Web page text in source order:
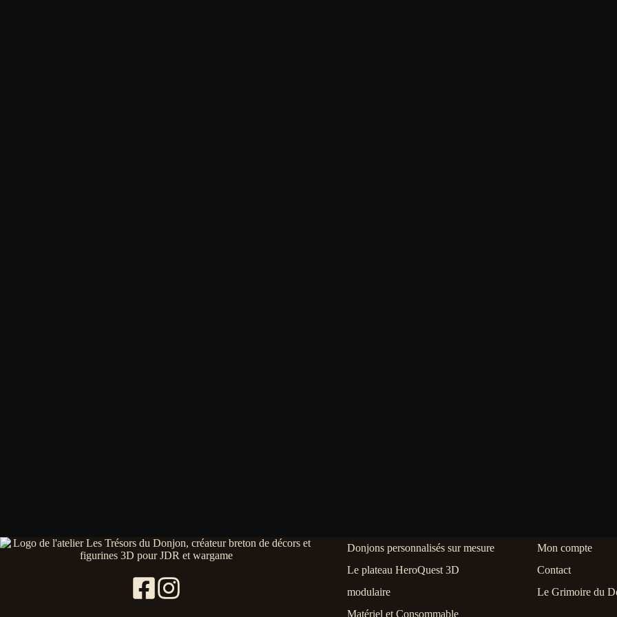
Donjons personnalisés sur mesure
Le plateau HeroQuest 3D
modulaire
Matériel et Consommable
Mon compte
Contact
Le Grimoire du